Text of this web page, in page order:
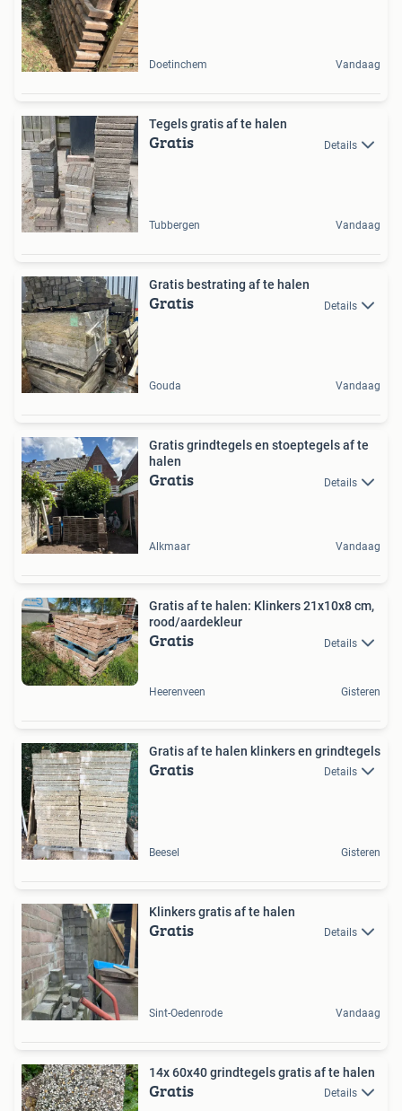
Doetinchem Vandaag
Tegels gratis af te halen
Gratis Details
Tubbergen Vandaag
Gratis bestrating af te halen
Gratis Details
Gouda Vandaag
Gratis grindtegels en stoeptegels af te
halen
Gratis Details
Alkmaar Vandaag
Gratis af te halen: Klinkers 21x10x8 cm,
rood/aardekleur
Gratis Details
Heerenveen Gisteren
Gratis af te halen klinkers en grindtegels
Gratis Details
Beesel Gisteren
Klinkers gratis af te halen
Gratis Details
Sint-Oedenrode Vandaag
14x 60x40 grindtegels gratis af te halen
Gratis Details